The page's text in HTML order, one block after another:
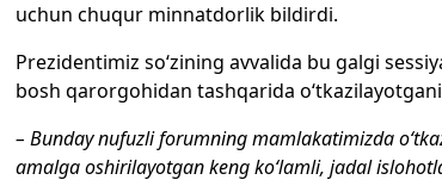
uchun chuqur minnatdorlik bildirdi.
Prezidentimiz so‘zining avvalida bu galgi
bosh qarorgohidan tashqarida
– Bunday nufuzli forumning mamlakatimizda
amalga oshirilayotgan keng ko‘lamli, jadal